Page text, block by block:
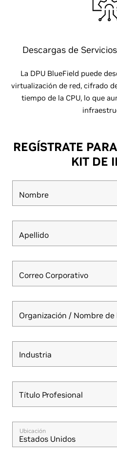
Descargas de
La DPU BlueField puede
virtualización de red, cifrado
tiempo de la CPU, lo que
REGÍSTRATE
KIT DE
Nombre
Apellido
Correo Corporativo
Organización / Nombre de
Industria
Industria
Título Profesional
Título Profesional
Ubicación
Estados Unidos